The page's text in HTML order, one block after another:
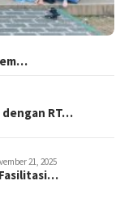
dengan RT…
21, 2025